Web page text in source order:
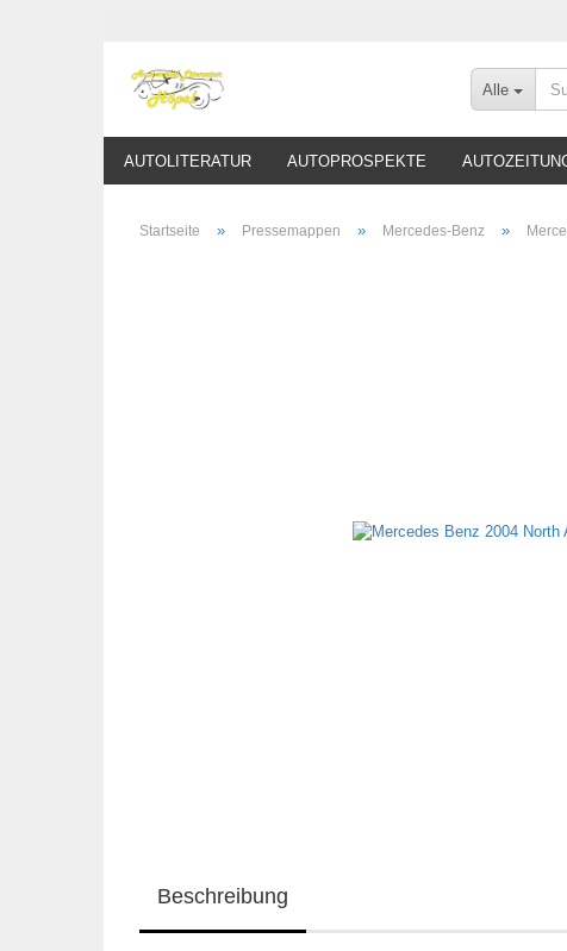
Alle
AUTOLITERATUR AUTOPROSPEKTE
Startseite » Pressemappen » Mercedes-Benz »
Beschreibung